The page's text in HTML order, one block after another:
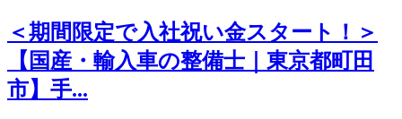
＜期間限定で入社祝い金スタート！＞
【国産・輸入車の整備士｜東京都町田
市】手...